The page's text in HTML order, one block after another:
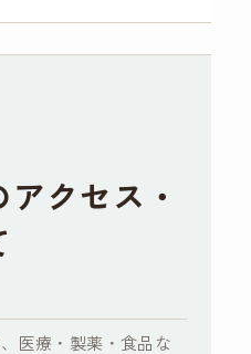
クセス・
医療・製薬・食品な